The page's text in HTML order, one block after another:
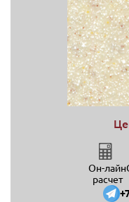
Он-лайн
расчет